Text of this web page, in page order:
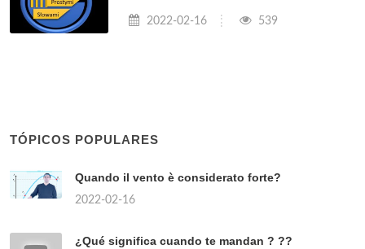
2022-02-16 539
TÓPICOS POPULARES
Quando il vento è considerato forte?
2022-02-16
¿Qué significa cuando te mandan ? ??